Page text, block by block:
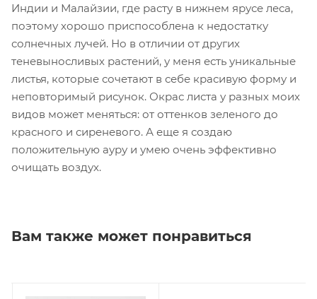
Индии и Малайзии, где расту в нижнем ярусе леса,
поэтому хорошо приспособлена к недостатку
солнечных лучей. Но в отличии от других
теневыносливых растений, у меня есть уникальные
листья, которые сочетают в себе красивую форму и
неповторимый рисунок. Окрас листа у разных моих
видов может меняться: от оттенков зеленого до
красного и сиреневого. А еще я создаю
положительную ауру и умею очень эффективно
очищать воздух.
Вам также может понравиться